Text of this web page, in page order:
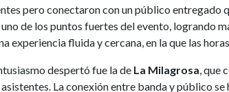
pero conectaron con un público entregado
de los puntos fuertes del evento, logrando
experiencia fluida y cercana, en la que las
despertó fue la de La Milagrosa , que
La conexión entre banda y público